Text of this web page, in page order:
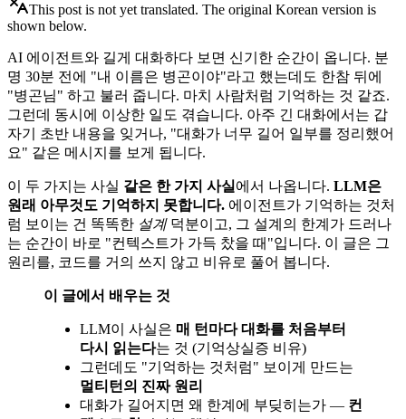
This post is not yet translated. The original Korean version is
shown below.
AI 에이전트와 길게 대화하다 보면 신기한 순간이 옵니다. 분
명 30분 전에 "내 이름은 병곤이야"라고 했는데도 한참 뒤에
"병곤님" 하고 불러 줍니다. 마치 사람처럼 기억하는 것 같죠.
그런데 동시에 이상한 일도 겪습니다. 아주 긴 대화에서는 갑
자기 초반 내용을 잊거나, "대화가 너무 길어 일부를 정리했어
요" 같은 메시지를 보게 됩니다.
이 두 가지는 사실 같은 한 가지 사실 에서 나옵니다. LLM은
원래 아무것도 기억하지 못합니다. 에이전트가 기억하는 것처
럼 보이는 건 똑똑한 설계덕분이고, 그 설계의 한계가 드러나
는 순간이 바로 "컨텍스트가 가득 찼을 때"입니다. 이 글은 그
원리를, 코드를 거의 쓰지 않고 비유로 풀어 봅니다.
이 글에서 배우는 것
LLM이 사실은 매 턴마다 대화를 처음부터
다시 읽는다는 것 (기억상실증 비유)
그런데도 "기억하는 것처럼" 보이게 만드는
멀티턴의 진짜 원리
대화가 길어지면 왜 한계에 부딪히는가 — 컨